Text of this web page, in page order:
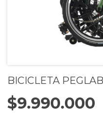
BICICLETA
$9.990.000